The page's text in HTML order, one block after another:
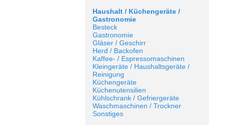
Haushalt / Küchengeräte /
Gastronomie
Besteck
Gastronomie
Gläser / Geschirr
Herd / Backofen
Kaffee- / Espressomaschinen
Kleingeräte / Haushaltsgeräte /
Reinigung
Küchengeräte
Küchenutensilien
Kühlschrank / Gefriergeräte
Waschmaschinen / Trockner
Sonstiges